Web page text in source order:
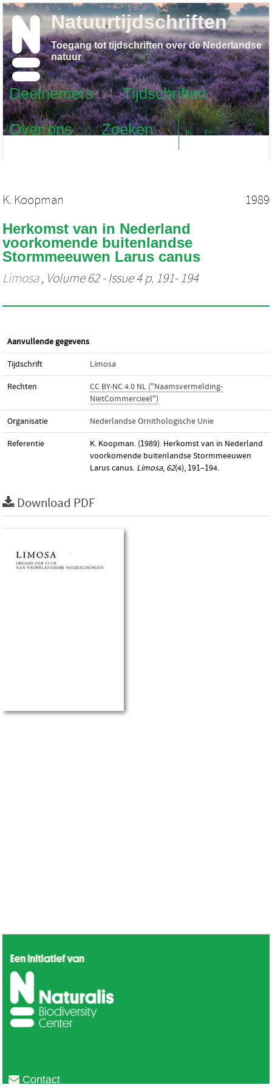
Deelnemers
Tijdschriften
Over ons
Zoeken NL EN
Natuurtijdschriften
Toegang tot tijdschriften over de Nederlandse
natuur
K. Koopman 1989
Herkomst van in Nederland
voorkomende buitenlandse
Stormmeeuwen Larus canus
Limosa, Volume 62 - Issue 4 p. 191- 194
Aanvullende gegevens
Tijdschrift Limosa
Rechten
CC BY-NC 4.0 NL ("Naamsvermelding-
NietCommercieel")
Organisatie Nederlandse Ornithologische Unie
Referentie
K. Koopman. (1989). Herkomst van in Nederland
voorkomende buitenlandse Stormmeeuwen
Larus canus. Limosa, 62(4), 191–194.
Download PDF
Contact